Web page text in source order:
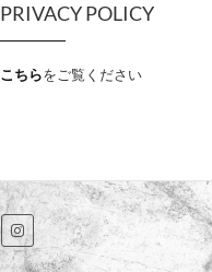
PRIVACY POLICY
こちらをご覧ください